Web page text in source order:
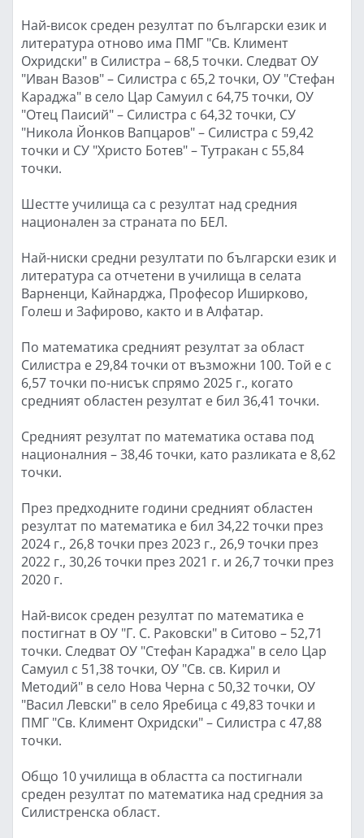
Най-висок среден резултат по български език и
литература отново има ПМГ "Св. Климент
Охридски" в Силистра – 68,5 точки. Следват ОУ
"Иван Вазов" – Силистра с 65,2 точки, ОУ "Стефан
Караджа" в село Цар Самуил с 64,75 точки, ОУ
"Отец Паисий" – Силистра с 64,32 точки, СУ
"Никола Йонков Вапцаров" – Силистра с 59,42
точки и СУ "Христо Ботев" – Тутракан с 55,84
точки.
Шестте училища са с резултат над средния
национален за страната по БЕЛ.
Най-ниски средни резултати по български език и
литература са отчетени в училища в селата
Варненци, Кайнарджа, Професор Иширково,
Голеш и Зафирово, както и в Алфатар.
По математика средният резултат за област
Силистра е 29,84 точки от възможни 100. Той е с
6,57 точки по-нисък спрямо 2025 г., когато
средният областен резултат е бил 36,41 точки.
Средният резултат по математика остава под
националния – 38,46 точки, като разликата е 8,62
точки.
През предходните години средният областен
резултат по математика е бил 34,22 точки през
2024 г., 26,8 точки през 2023 г., 26,9 точки през
2022 г., 30,26 точки през 2021 г. и 26,7 точки през
2020 г.
Най-висок среден резултат по математика е
постигнат в ОУ "Г. С. Раковски" в Ситово – 52,71
точки. Следват ОУ "Стефан Караджа" в село Цар
Самуил с 51,38 точки, ОУ "Св. св. Кирил и
Методий" в село Нова Черна с 50,32 точки, ОУ
"Васил Левски" в село Яребица с 49,83 точки и
ПМГ "Св. Климент Охридски" – Силистра с 47,88
точки.
Общо 10 училища в областта са постигнали
среден резултат по математика над средния за
Силистренска област.